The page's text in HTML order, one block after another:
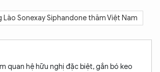
Sonexay Siphandone thăm Việt Nam
quan hệ hữu nghị đặc biệt, gắn bó keo